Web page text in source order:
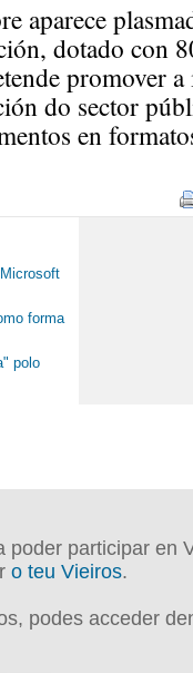
aparece
dotado con
promover
do sector
en
forma
polo
poder participar en
o teu Vieiros.
podes acceder